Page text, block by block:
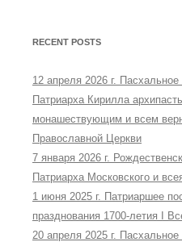
RECENT POSTS
12 апреля 2026 г.
Патриарха Кирилла
монашествующим и всем
Православной Церкви
7 января 2026 г.
Патриарха Московского и
1 июня 2025 г. Патриаршее
празднования 1700-летия I
20 апреля 2025 г.